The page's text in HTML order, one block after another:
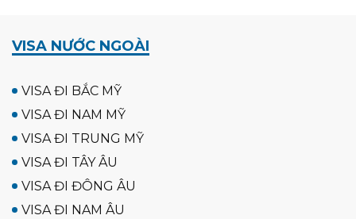
VISA NƯỚC NGOÀI
VISA ĐI BẮC MỸ
VISA ĐI NAM MỸ
VISA ĐI TRUNG MỸ
VISA ĐI TÂY ÂU
VISA ĐI ĐÔNG ÂU
VISA ĐI NAM ÂU